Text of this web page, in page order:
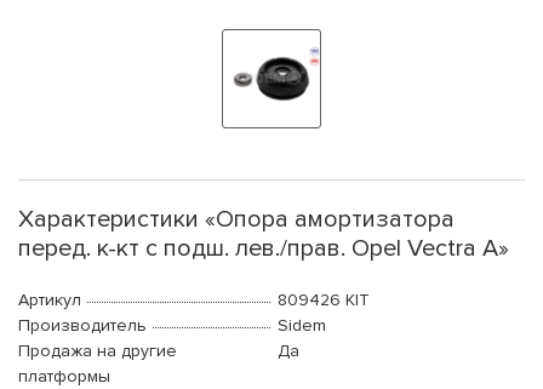
Характеристики «Опора амортизатора
перед. к-кт с подш. лев./прав. Opel Vectra A»
Артикул
809426 KIT
Производитель
Sidem
Продажа на другие
платформы
Да